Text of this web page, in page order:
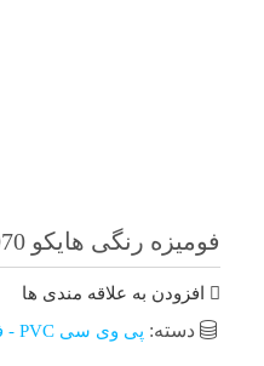
فومیزه رنگی هایکو 4070
افزودن به علاقه مندی ها
دسته: پی وی سی PVC - فومیزه